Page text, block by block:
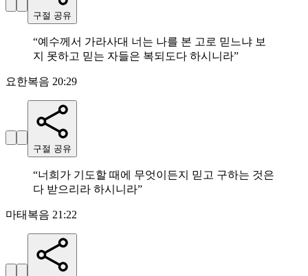
구절 공유
“예수께서 가라사대 너는 나를 본 고로 믿느냐 보
지 못하고 믿는 자들은 복되도다 하시니라”
요한복음 20:29
구절 공유
“너희가 기도할 때에 무엇이든지 믿고 구하는 것은
다 받으리라 하시니라”
마태복음 21:22